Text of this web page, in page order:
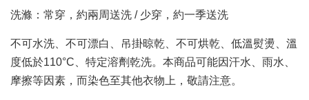
洗滌：常穿，約兩周送洗 / 少穿，約一季送洗
不可水洗、不可漂白、吊掛晾乾、不可烘乾、低溫熨燙、溫
度低於110°C、特定溶劑乾洗。本商品可能因汗水、雨水、
摩擦等因素，而染色至其他衣物上，敬請注意。